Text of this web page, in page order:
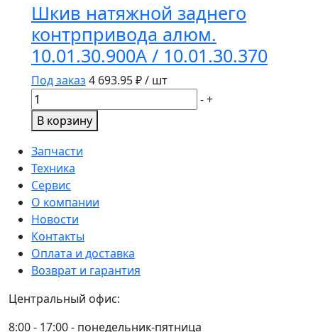
зернового
элеватора
кдм
2-
22-
Шкив натяжной заднего
контрпривода алюм.
10.01.30.900А / 10.01.30.370
Под заказ 4 693.95₽ / шт
Количество
товара
Шкив
натяжной
заднего
контрпривода
алюм.
10.01.30.900А
/
10.01.30.370
-+
В корзину
Запчасти
Техника
Сервис
О компании
Новости
Контакты
Оплата и доставка
Возврат и гарантия
Центральный офис:
8:00 - 17:00 - понедельник-пятница